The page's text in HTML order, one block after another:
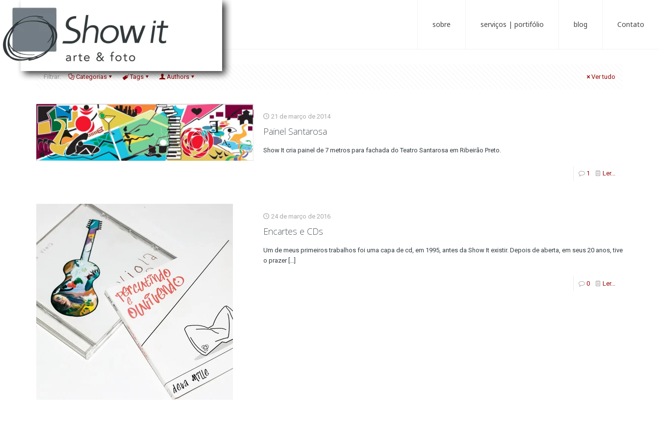
sobre serviços | portifólio blog Contato
Filtrar: Categorias Tags Authors Ver tudo
21 de março de 2014
Painel Santarosa
Show It cria painel de 7 metros para fachada do Teatro Santarosa em Ribeirão Preto.
1 Ler...
24 de março de 2016
Encartes e CDs
Um de meus primeiros trabalhos foi uma capa de cd, em 1995, antes da Show It existir. Depois de aberta, em seus 20 anos, tive
o prazer[…]
0 Ler...